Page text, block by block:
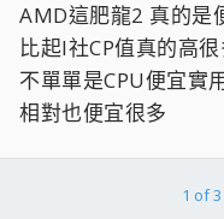
AMD這肥龍2 真的是
比起I社CP值真的高
不單單是CPU便宜實
相對也便宜很多
1 of 3